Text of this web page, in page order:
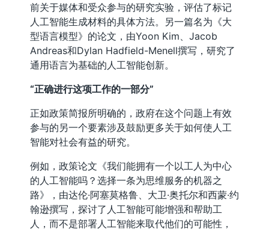
前关于媒体和受众参与的研究实验，评估了标记
人工智能生成材料的具体方法。另一篇名为《大
型语言模型》的论文，由Yoon Kim、Jacob
Andreas和Dylan Hadfield-Menell撰写，研究了
通用语言为基础的人工智能创新。
“正确进行这项工作的一部分”
正如政策简报所明确的，政府在这个问题上有效
参与的另一个要素涉及鼓励更多关于如何使人工
智能对社会有益的研究。
例如，政策论文《我们能拥有一个以工人为中心
的人工智能吗？选择一条为思维服务的机器之
路》，由达伦·阿塞莫格鲁、大卫·奥托尔和西蒙·约
翰逊撰写，探讨了人工智能可能增强和帮助工
人，而不是部署人工智能来取代他们的可能性，